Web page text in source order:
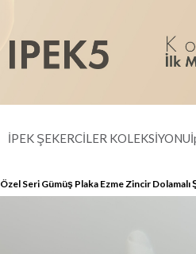
İPEK ŞEKERCİLER KOLEKSİYONU
Özel Seri Gümüş Plaka Ezme Zincir Dolamalı